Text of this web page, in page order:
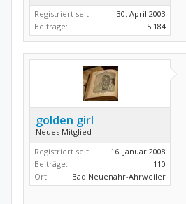
Registriert seit:
30. April 2003
Beiträge:
5.184
golden girl
Neues Mitglied
Registriert seit:
16. Januar 2008
Beiträge:
110
Ort:
Bad Neuenahr-Ahrweiler